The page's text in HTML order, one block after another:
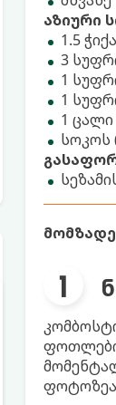
აზიური
1.5
3
1
1
1
სოკოს
ფოთლები